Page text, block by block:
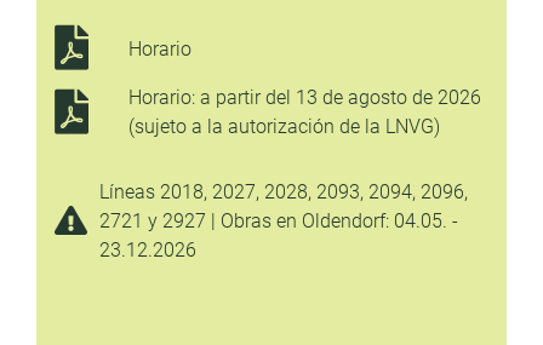
Horario
Horario: a partir del 13 de agosto de 2026
(sujeto a la autorización de la LNVG)
Líneas 2018, 2027, 2028, 2093, 2094, 2096,
2721 y 2927 | Obras en Oldendorf: 04.05. -
23.12.2026